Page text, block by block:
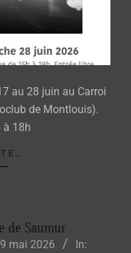
au 28 juin au Carroi
de Montlouis).
à 18h
de Saumur
mai 2026
In: